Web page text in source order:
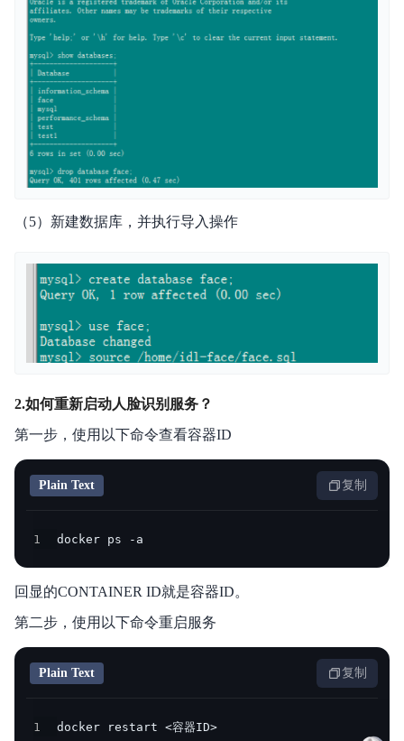
（5）新建数据库，并执行导入操作
2.如何重新启动人脸识别服务？
第一步，使用以下命令查看容器ID
Plain Text 复制
1 docker ps -a
回显的CONTAINER ID就是容器ID。
第二步，使用以下命令重启服务
Plain Text 复制
1 docker restart <容器ID>